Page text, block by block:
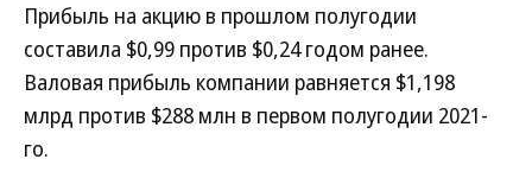
Прибыль на акцию в прошлом полугодии
составила $0,99 против $0,24 годом ранее.
Валовая прибыль компании равняется $1,198
млрд против $288 млн в первом полугодии 2021-
го.